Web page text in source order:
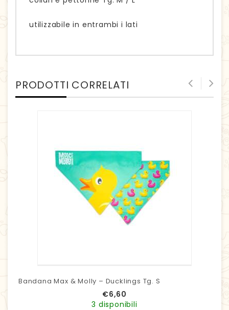
utilizzabile in entrambi i lati
PRODOTTI CORRELATI
Bandana Max & Molly – Ducklings Tg. S
€6,60
3 disponibili